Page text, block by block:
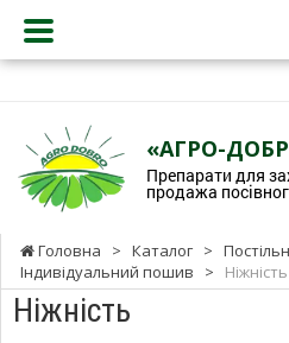
«АГРО-
Препарати для
продажа
Головна > Каталог >
Індивідуальний пошив
> Ніжність
Ніжність